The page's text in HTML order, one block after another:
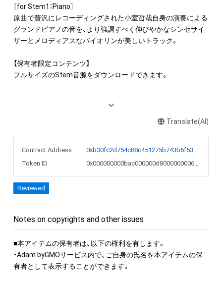
［for Stem1：Piano］
原曲で贅沢にレコーディングされた小室哲哉自身の演奏による
グランドピアノの音を、より強調すべく伸びやかなシンセサイ
ザーとメロディアスなバイオリンが美しいトラック。
【保有者限定コンテンツ】
フルサイズのStem音源をダウンロードできます。
2015年に小室哲哉がGMOインターネットグループのグループ
ソングとして書き下ろした本作『Internet for Everyone』は、米
ロスアンゼルス・ハリウッドでレコーディングされた、壮大なオ
YOU CELEBRATE?」や「I’m Proud」などのオーケストラアレンジ
レコーディングには、アカデミー賞やグラミー賞を受賞した楽
曲への参加経歴を持つバンドメンバーが参加した。 小室の演奏
Translate(AI)
Contract Address
0xb30fc2d754c88c451275b743b6f530f19f643683
Token ID
0x000000000bac000000d8000000006bc4
Reviewed
Notes on copyrights and other issues
■本アイテムの保有者は、以下の権利を有します。
・Adam byGMOサービス内で、ご自身の氏名を本アイテムの保
有者として表示することができます。